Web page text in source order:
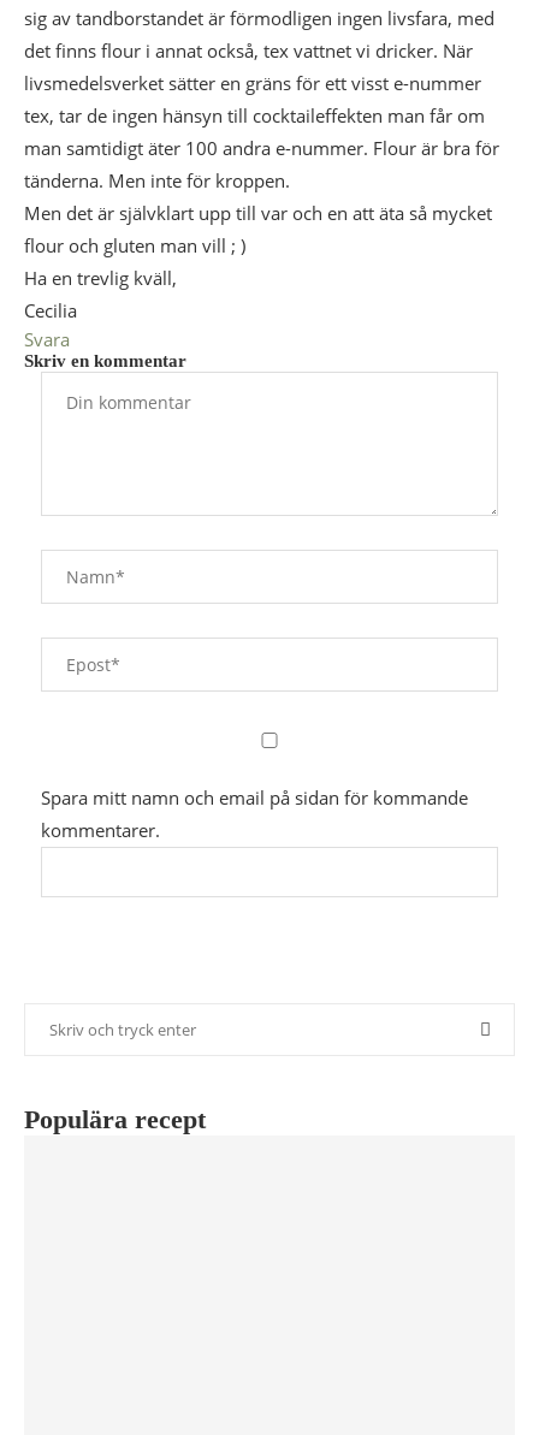
sig av tandborstandet är förmodligen ingen livsfara, med
det finns flour i annat också, tex vattnet vi dricker. När
livsmedelsverket sätter en gräns för ett visst e-nummer
tex, tar de ingen hänsyn till cocktaileffekten man får om
man samtidigt äter 100 andra e-nummer. Flour är bra för
tänderna. Men inte för kroppen.
Men det är självklart upp till var och en att äta så mycket
flour och gluten man vill ; )
Ha en trevlig kväll,
Cecilia
Svara
Skriv en kommentar
Spara mitt namn och email på sidan för kommande
kommentarer.
Populära recept